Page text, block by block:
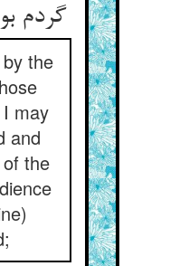
گردم
the
may
and
the